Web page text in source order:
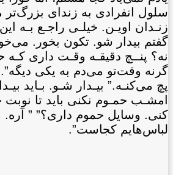
سلول انفرادی به زندای بزرگ‌تر
زنـدان اويـن. خيلـی راجـع بـه
گفتم بيدار شو. تكون بخور.
نه؟ پنــچ دقيقـه وقـت داری
گرنه وقت‌تو می‌دم به يكی
پچ می‌کنـه.” بيـدار شـو. بـايد
امشـب حمـوم نكنی بايد تا
کنی. وسايل حموم داری؟” ”
لباس‌هايم کجاست”.